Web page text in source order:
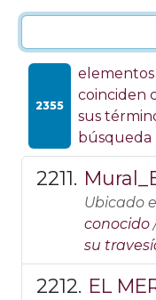
2355
coinciden
sus
búsqueda
Ubicado
conocido
su
EL